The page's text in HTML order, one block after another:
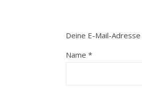
Deine E-Mail-
Name *